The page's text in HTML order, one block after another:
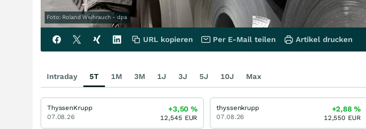
Foto: Roland Weihrauch - dpa
URL kopieren Per E-Mail teilen Artikel drucken
Intraday 5T 1M 3M 1J 3J 5J 10J Max
ThyssenKrupp
07.08.26
+3,50 %
12,545 EUR
thyssenkrupp
07.08.26
+2,88 %
12,550 EUR